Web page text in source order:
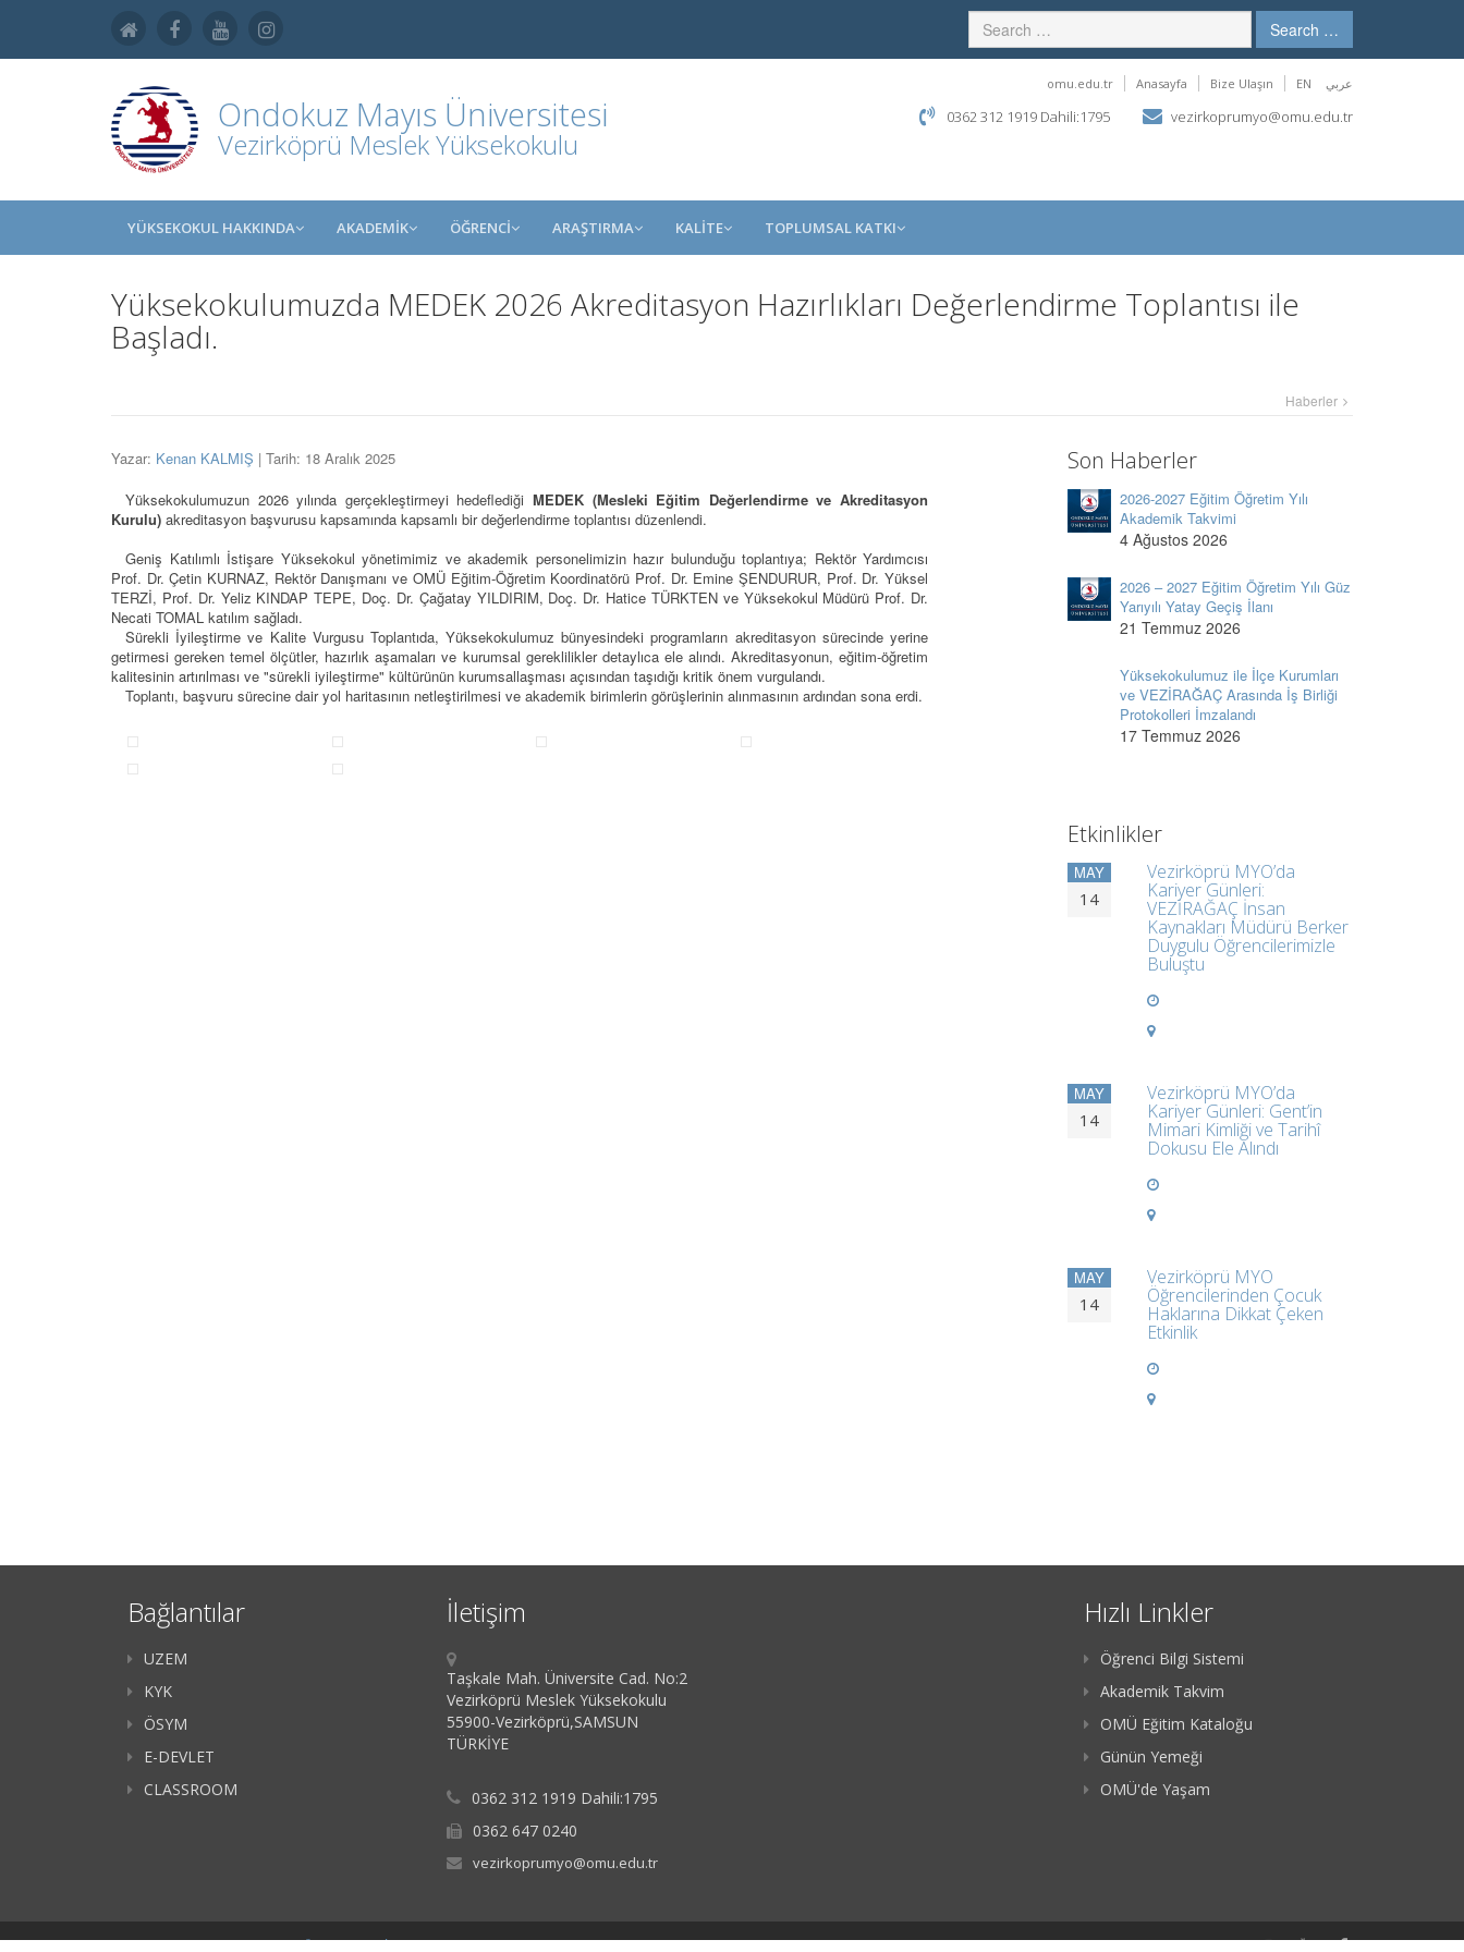
Search …
Ondokuz Mayıs Üniversitesi
Vezirköprü Meslek Yüksekokulu
omu.edu.tr Anasayfa Bize Ulaşın EN عربي
0362 312 1919 Dahili:1795 vezirkoprumyo@omu.edu.tr
YÜKSEKOKUL HAKKINDA AKADEMİK ÖĞRENCİ ARAŞTIRMA KALİTE TOPLUMSAL KATKI
Yüksekokulumuzda MEDEK 2026 Akreditasyon Hazırlıkları Değerlendirme Toplantısı ile
Başladı.
Haberler
Yazar: Kenan KALMIŞ | Tarih: 18 Aralık 2025
Yüksekokulumuzun 2026 yılında gerçekleştirmeyi hedeflediği MEDEK (Mesleki Eğitim Değerlendirme ve Akreditasyon
Kurulu) akreditasyon başvurusu kapsamında kapsamlı bir değerlendirme toplantısı düzenlendi.
Geniş Katılımlı İstişare Yüksekokul yönetimimiz ve akademik personelimizin hazır bulunduğu toplantıya; Rektör Yardımcısı
Prof. Dr. Çetin KURNAZ, Rektör Danışmanı ve OMÜ Eğitim-Öğretim Koordinatörü Prof. Dr. Emine ŞENDURUR, Prof. Dr. Yüksel
TERZİ, Prof. Dr. Yeliz KINDAP TEPE, Doç. Dr. Çağatay YILDIRIM, Doç. Dr. Hatice TÜRKTEN ve Yüksekokul Müdürü Prof. Dr.
Necati TOMAL katılım sağladı.
Sürekli İyileştirme ve Kalite Vurgusu Toplantıda, Yüksekokulumuz bünyesindeki programların akreditasyon sürecinde yerine
getirmesi gereken temel ölçütler, hazırlık aşamaları ve kurumsal gereklilikler detaylıca ele alındı. Akreditasyonun, eğitim-öğretim
kalitesinin artırılması ve "sürekli iyileştirme" kültürünün kurumsallaşması açısından taşıdığı kritik önem vurgulandı.
Toplantı, başvuru sürecine dair yol haritasının netleştirilmesi ve akademik birimlerin görüşlerinin alınmasının ardından sona erdi.
Son Haberler
2026-2027 Eğitim Öğretim Yılı
Akademik Takvimi
4 Ağustos 2026
2026 – 2027 Eğitim Öğretim Yılı Güz
Yarıyılı Yatay Geçiş İlanı
21 Temmuz 2026
Yüksekokulumuz ile İlçe Kurumları
ve VEZİRAĞAÇ Arasında İş Birliği
Protokolleri İmzalandı
17 Temmuz 2026
Etkinlikler
MAY
14
Vezirköprü MYO’da
Kariyer Günleri:
VEZİRAĞAÇ İnsan
Kaynakları Müdürü Berker
Duygulu Öğrencilerimizle
Buluştu
MAY
14
Vezirköprü MYO’da
Kariyer Günleri: Gent’in
Mimari Kimliği ve Tarihî
Dokusu Ele Alındı
MAY
14
Vezirköprü MYO
Öğrencilerinden Çocuk
Haklarına Dikkat Çeken
Etkinlik
Bağlantılar
UZEM
KYK
ÖSYM
E-DEVLET
CLASSROOM
İletişim
Taşkale Mah. Üniversite Cad. No:2
Vezirköprü Meslek Yüksekokulu
55900-Vezirköprü,SAMSUN
TÜRKİYE
0362 312 1919 Dahili:1795
0362 647 0240
vezirkoprumyo@omu.edu.tr
Hızlı Linkler
Öğrenci Bilgi Sistemi
Akademik Takvim
OMÜ Eğitim Kataloğu
Günün Yemeği
OMÜ'de Yaşam
Copyright @ 2023 |Ondokuz Mayıs Üniversitesi-BİDB| Powered byGrav| 307